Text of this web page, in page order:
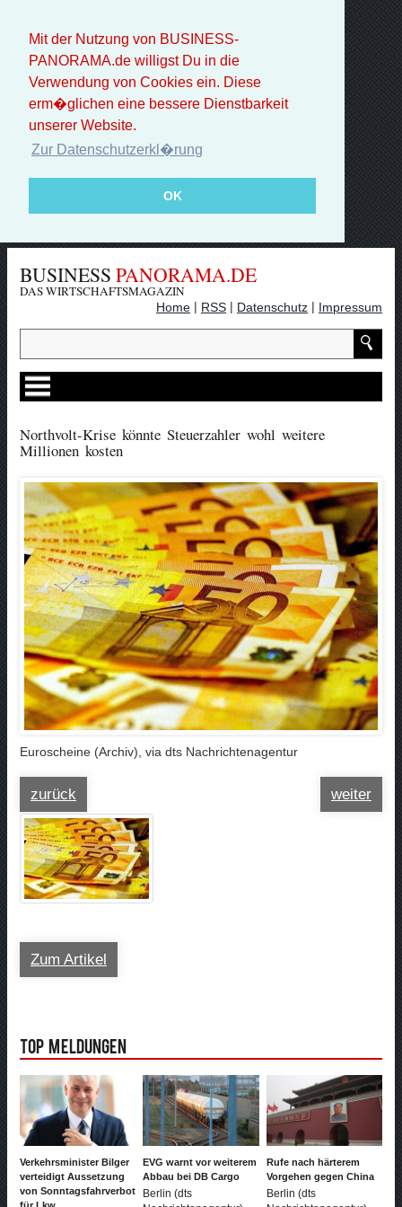
Mit der Nutzung von BUSINESS-
PANORAMA.de willigst Du in die
Verwendung von Cookies ein. Diese
erm�glichen eine bessere Dienstbarkeit
unserer Website.
Zur Datenschutzerkl�rung
OK
BUSINESS PANORAMA.DE
DAS WIRTSCHAFTSMAGAZIN
Home | RSS | Datenschutz | Impressum
Northvolt-Krise könnte Steuerzahler wohl weitere
Millionen kosten
Euroscheine (Archiv), via dts Nachrichtenagentur
zurück weiter
Zum Artikel
Top Meldungen
Verkehrsminister Bilger
verteidigt Aussetzung
von Sonntagsfahrverbot
EVG warnt vor weiterem
Abbau bei DB Cargo
Berlin (dts
Rufe nach härterem
Vorgehen gegen China
Berlin (dts